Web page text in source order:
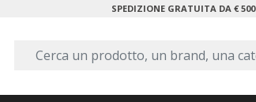
SPEDIZIONE GRATUITA DA € 500